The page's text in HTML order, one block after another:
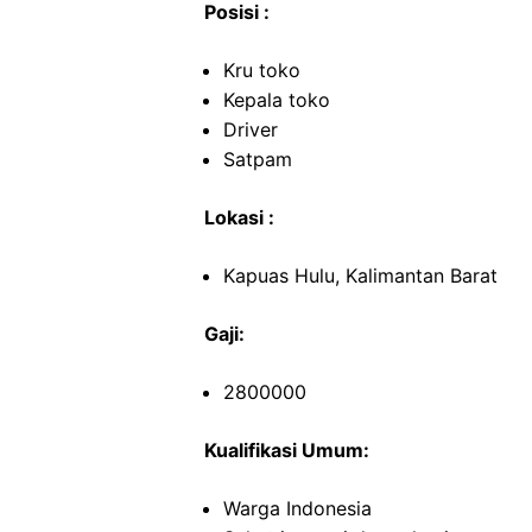
Posisi :
Kru toko
Kepala toko
Driver
Satpam
Lokasi :
Kapuas Hulu, Kalimantan Barat
Gaji:
2800000
Kualifikasi Umum:
Warga Indonesia